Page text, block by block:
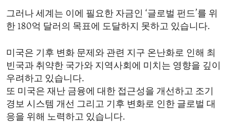
그러나 세계는 이에 필요한 자금인 ‘글로벌 펀드’를 위
한 180억 달러의 목표에 도달하지 못하고 있습니다.
미국은 기후 변화 문제와 관련 지구 온난화로 인해 최
빈국과 취약한 국가와 지역사회에 미치는 영향을 깊이
우려하고 있습니다.
또 미국은 재난 금융에 대한 접근성을 개선하고 조기
경보 시스템 개선 그리고 기후 변화로 인한 글로벌 대
응을 위해 노력하고 있습니다.